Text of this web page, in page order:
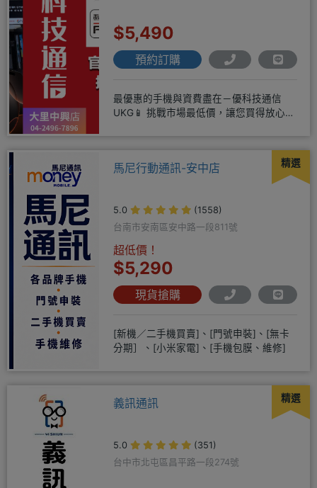
$5,490
預約訂購
最優惠的手機與資費盡在－優科技通信
UKG📱 挑戰市場最低價，讓您買得放心又
精選
馬尼行動通訊-安中店
5.0
(1558)
台南市安南區安中路一段811號
超低價！
$5,290
現貨搶購
[新機／二手機買賣]、[門號申裝]、[無卡
分期］、[小米家電]、[手機包膜、維修]
精選
義訊通訊
5.0
(351)
台中市北屯區昌平路一段274號